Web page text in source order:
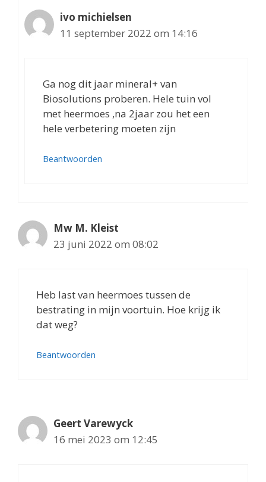
ivo michielsen
11 september 2022 om 14:16
Ga nog dit jaar mineral+ van
Biosolutions proberen. Hele tuin vol
met heermoes ,na 2jaar zou het een
hele verbetering moeten zijn
Beantwoorden
Mw M. Kleist
23 juni 2022 om 08:02
Heb last van heermoes tussen de
bestrating in mijn voortuin. Hoe krijg ik
dat weg?
Beantwoorden
Geert Varewyck
16 mei 2023 om 12:45